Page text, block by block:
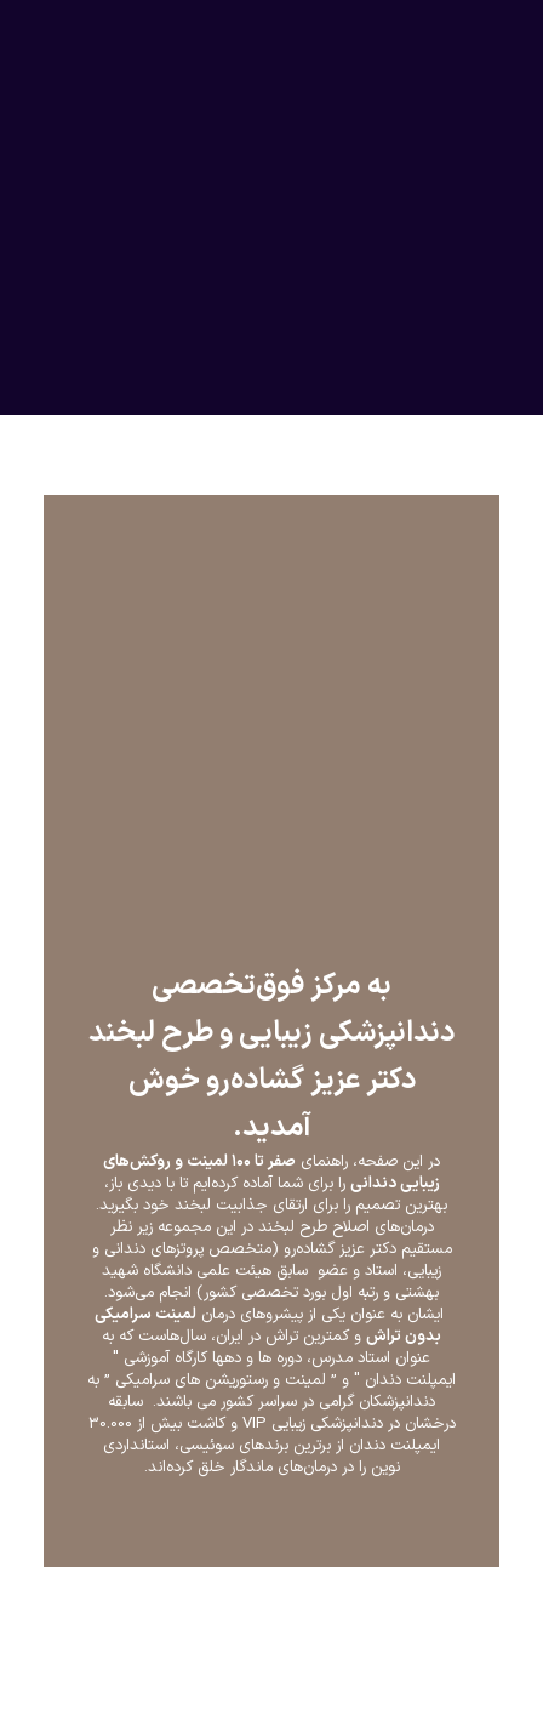
به مرکز فوق‌تخصصی
دندانپزشکی زیبایی و طرح لبخند
دکتر عزیز گشاده‌رو خوش
آمدید.
در این صفحه، راهنمای صفر تا ۱۰۰ لمینت و روکش‌های
زیبایی دندانی را برای شما آماده کرده‌ایم تا با دیدی باز،
بهترین تصمیم را برای ارتقای جذابیت لبخند خود بگیرید.
درمان‌های اصلاح طرح لبخند در این مجموعه زیر نظر
مستقیم دکتر عزیز گشاده‌رو (متخصص پروتزهای دندانی و
زیبایی، استاد و عضو سابق هیئت علمی دانشگاه شهید
بهشتی و رتبه اول بورد تخصصی کشور) انجام می‌شود.
ایشان به عنوان یکی از پیشروهای درمان لمینت سرامیکی
بدون تراش و کمترین تراش در ایران، سال‌هاست که به
عنوان استاد مدرس، دوره ها و دهها کارگاه آموزشی "
ایمپلنت دندان " و ” لمینت و رستوریشن های سرامیکی ” به
دندانپزشکان گرامی در سراسر کشور می باشند. سابقه
درخشان در دندانپزشکی زیبایی VIP و کاشت بیش از 30.000
ایمپلنت دندان از برترین برندهای سوئیسی، استانداردی
نوین را در درمان‌های ماندگار خلق کرده‌اند.